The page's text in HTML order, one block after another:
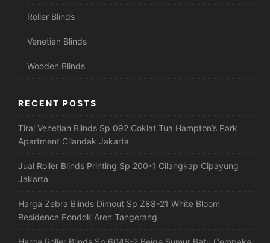
Roller Blinds
Venetian Blinds
Wooden Blinds
RECENT POSTS
Tirai Venetian Blinds Sp 092 Coklat Tua Hampton’s Park
Apartment Cilandak Jakarta
Jual Roller Blinds Printing Sp 200-1 Cilangkap Cipayung
Jakarta
Harga Zebra Blinds Dimout Sp Z88-21 White Bloom
Residence Pondok Aren Tangerang